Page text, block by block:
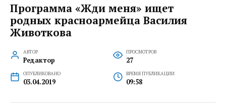
Программа «Жди меня» ищет
родных красноармейца Василия
Животкова
АВТОР
Редактор
ПРОСМОТРОВ
27
ОПУБЛИКОВАНО
03.04.2019
ВРЕМЯ ПУБЛИКАЦИИ
09:58